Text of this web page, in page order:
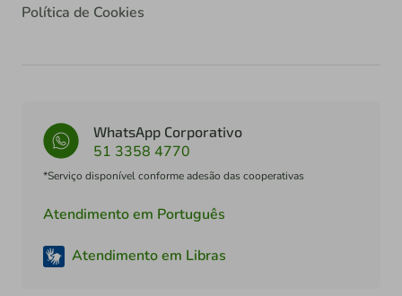
Política de Cookies
WhatsApp Corporativo
51 3358 4770
*Serviço disponível conforme adesão das cooperativas
Atendimento em Português
Atendimento em Libras